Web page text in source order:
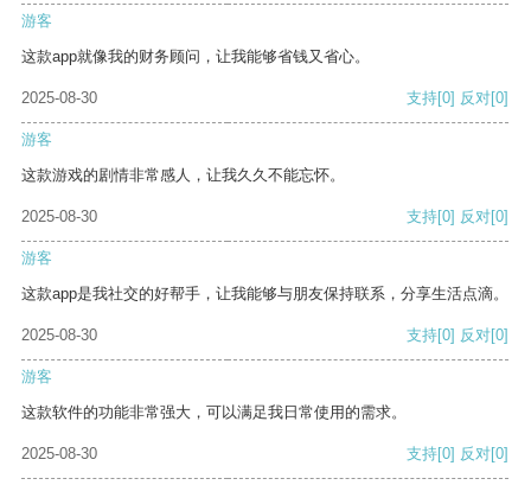
游客
这款app就像我的财务顾问，让我能够省钱又省心。
2025-08-30 支持[0] 反对[0]
游客
这款游戏的剧情非常感人，让我久久不能忘怀。
2025-08-30 支持[0] 反对[0]
游客
这款app是我社交的好帮手，让我能够与朋友保持联系，分享生活点滴。
2025-08-30 支持[0] 反对[0]
游客
这款软件的功能非常强大，可以满足我日常使用的需求。
2025-08-30 支持[0] 反对[0]